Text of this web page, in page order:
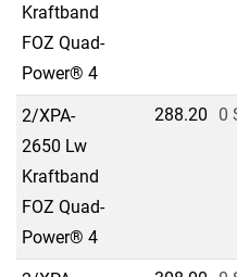
Kraftband
FOZ Quad-
Power® 4
2/XPA-
2650 Lw
Kraftband
FOZ Quad-
Power® 4
288.20 0